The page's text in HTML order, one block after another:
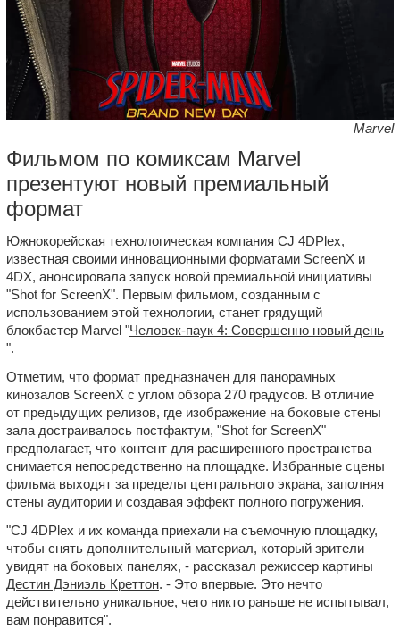
Marvel
Фильмом по комиксам Marvel
презентуют новый премиальный
формат
Южнокорейская технологическая компания CJ 4DPlex,
известная своими инновационными форматами ScreenX и
4DX, анонсировала запуск новой премиальной инициативы
"Shot for ScreenX". Первым фильмом, созданным с
использованием этой технологии, станет грядущий
блокбастер Marvel "Человек-паук 4: Совершенно новый день
".
Отметим, что формат предназначен для панорамных
кинозалов ScreenX с углом обзора 270 градусов. В отличие
от предыдущих релизов, где изображение на боковые стены
зала достраивалось постфактум, "Shot for ScreenX"
предполагает, что контент для расширенного пространства
снимается непосредственно на площадке. Избранные сцены
фильма выходят за пределы центрального экрана, заполняя
стены аудитории и создавая эффект полного погружения.
"CJ 4DPlex и их команда приехали на съемочную площадку,
чтобы снять дополнительный материал, который зрители
увидят на боковых панелях, - рассказал режиссер картины
Дестин Дэниэль Креттон. - Это впервые. Это нечто
действительно уникальное, чего никто раньше не испытывал,
вам понравится".